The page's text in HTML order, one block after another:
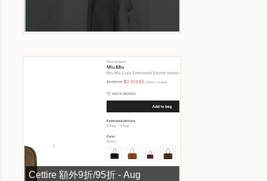
Cettire 額外9折/95折 - Aug